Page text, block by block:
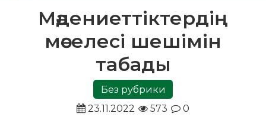
Мәдениеттіктердің
мәселесі шешімін
табады
Без рубрики
23.11.2022
573 0